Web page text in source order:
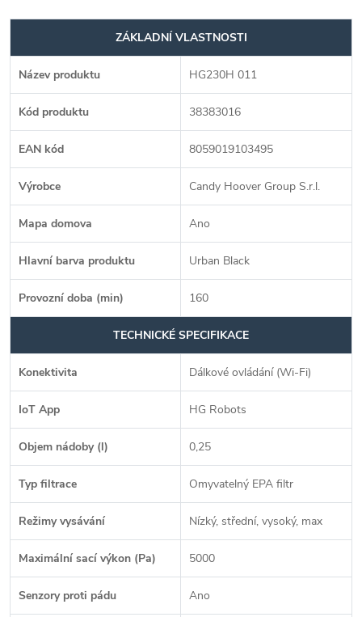
ZÁKLADNÍ VLASTNOSTI
Název produktu HG230H 011
Kód produktu 38383016
EAN kód 8059019103495
Výrobce Candy Hoover Group S.r.l.
Mapa domova Ano
Hlavní barva produktu Urban Black
Provozní doba (min) 160
TECHNICKÉ SPECIFIKACE
Konektivita Dálkové ovládání (Wi-Fi)
IoT App HG Robots
Objem nádoby (l) 0,25
Typ filtrace Omyvatelný EPA filtr
Režimy vysávání Nízký, střední, vysoký, max
Maximální sací výkon (Pa) 5000
Senzory proti pádu Ano